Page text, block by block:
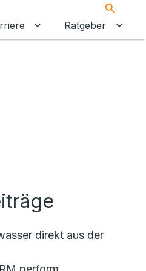
für Unternehmen
Untermenü für
Ratgeber
direkt aus der